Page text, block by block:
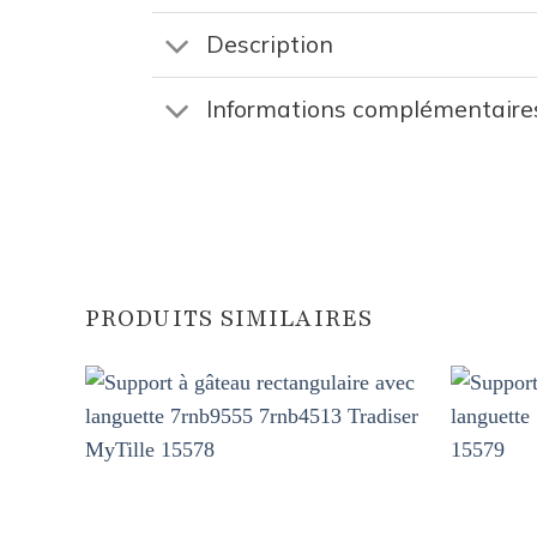
Description
Informations
PRODUITS SIMILAIRES